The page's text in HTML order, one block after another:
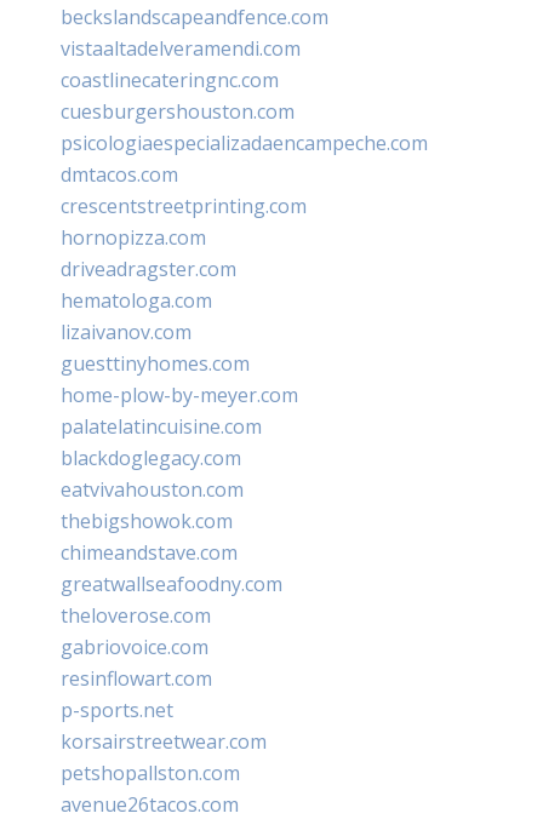
beckslandscapeandfence.com
vistaaltadelveramendi.com
coastlinecateringnc.com
cuesburgershouston.com
psicologiaespecializadaencampeche.com
dmtacos.com
crescentstreetprinting.com
hornopizza.com
driveadragster.com
hematologa.com
lizaivanov.com
guesttinyhomes.com
home-plow-by-meyer.com
palatelatincuisine.com
blackdoglegacy.com
eatvivahouston.com
thebigshowok.com
chimeandstave.com
greatwallseafoodny.com
theloverose.com
gabriovoice.com
resinflowart.com
p-sports.net
korsairstreetwear.com
petshopallston.com
avenue26tacos.com